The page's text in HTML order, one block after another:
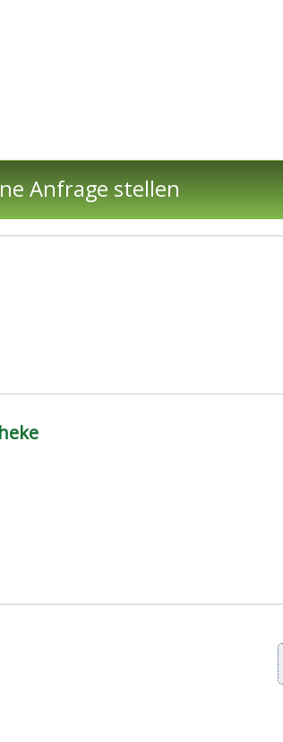
Anfrage stellen